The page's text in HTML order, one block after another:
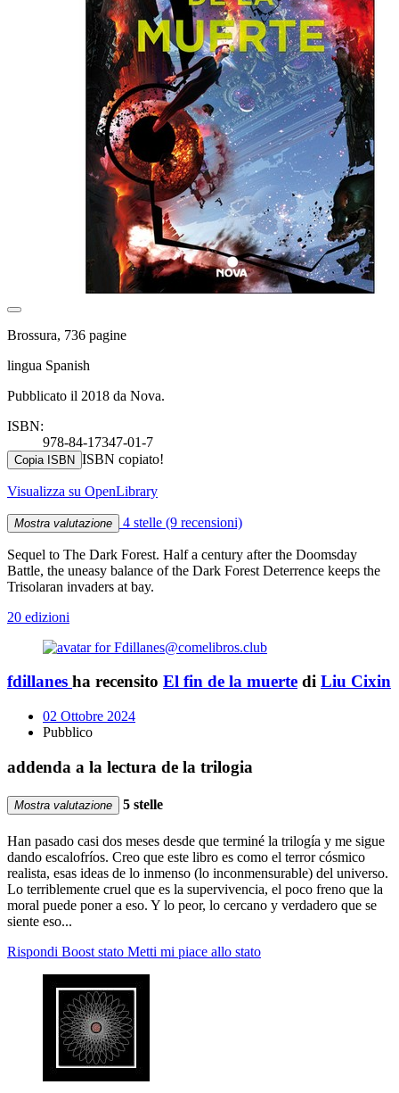
Brossura, 736 pagine
lingua Spanish
Pubblicato il 2018 da Nova.
ISBN:
978-84-17347-01-7
Copia ISBN ISBN copiato!
Visualizza su OpenLibrary
Mostra valutazione 4 stelle (9 recensioni)
Sequel to The Dark Forest. Half a century after the Doomsday
Battle, the uneasy balance of the Dark Forest Deterrence keeps the
Trisolaran invaders at bay.
20 edizioni
fdillanes ha recensito El fin de la muerte di Liu Cixin
02 Ottobre 2024
Pubblico
addenda a la lectura de la trilogia
Mostra valutazione 5 stelle
Han pasado casi dos meses desde que terminé la trilogía y me sigue
dando escalofríos. Creo que este libro es como el terror cósmico
realista, esas ideas de lo inmenso (lo inconmensurable) del universo.
Lo terriblemente cruel que es la supervivencia, el poco freno que la
moral puede poner a eso. Y lo peor, lo cercano y verdadero que se
siente eso...
Rispondi Boost stato Metti mi piace allo stato